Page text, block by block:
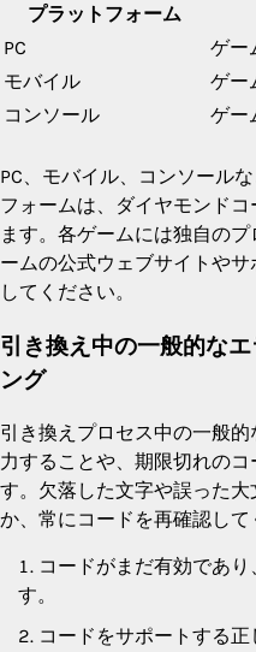
プラットフォーム
PC
ゲー
モバイル
ゲー
コンソール
ゲー
PC、モバイル、コンソール
フォームは、ダイヤモンド
ます。各ゲームには独自の
ームの公式ウェブサイトや
してください。
引き換え中の一般的な
ング
引き換えプロセス中の一般
力することや、期限切れの
す。欠落した文字や誤った
か、常にコードを再確認して
コードがまだ有効であ
す。
コードをサポートする